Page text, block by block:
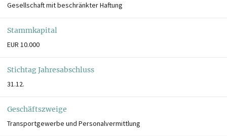
Gesellschaft mit beschränkter Haftung
Stammkapital
EUR 10.000
Stichtag Jahresabschluss
31.12.
Geschäftszweige
Transportgewerbe und Personalvermittlung